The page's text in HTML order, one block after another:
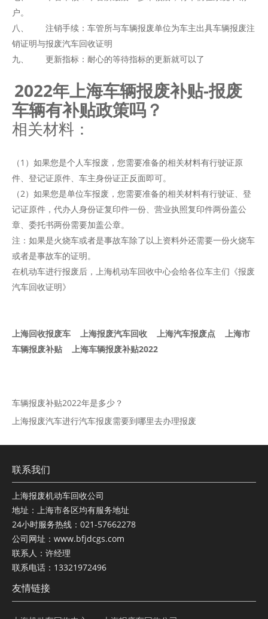
户。
八、 注销手续：车管所与车辆报废单位为车主出具车辆报废注
销证明与报废汽车回收证明
九、 更新指标：耐心的等待指标的更新就可以了
2022年上海车辆报废补贴-报废
车辆有补贴政策吗？
相关材料：
（1）如果您是个人车报废，您需要准备的相关材料有行驶证原
件、登记证原件、车主身份证正反面即可。
（2）如果您是单位车报废，您需要准备的相关材料有行驶证、登
记证原件，代办人身份证复印件一份、营业执照复印件两份盖公
章、委托书两份需要加盖公章。
注：如果是火烧车或者是事故车除了以上资料外还需要一份火烧车
或者是事故车的证明。
在机动车进行报废后，上海机动车回收中心会给各位车主们《报废
汽车回收证明》
上海回收报废车 上海报废汽车回收 上海汽车报废点 上海市
车辆报废补贴 上海车辆报废补贴2022
车辆报废补贴2022年是多少？
上海报废汽车进行汽车报废需要到哪里去办理报废
联系我们
上海报废机动车回收公司
地址：上海市各区均有服务地址
24小时服务热线：021-57662278
公司网址：www.bfjdcgs.com
联系人：许经理
联系电话：13321972496
友情链接